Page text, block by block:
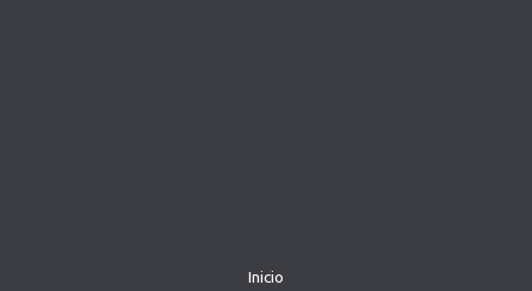
Inicio